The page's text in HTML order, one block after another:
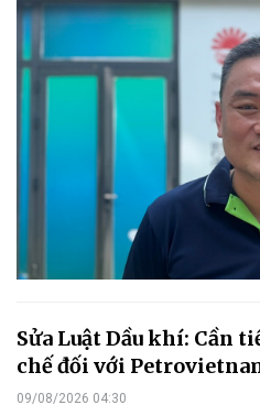
Sửa Luật Dầu khí: Cần
chế đối với
09/08/2026 04:30